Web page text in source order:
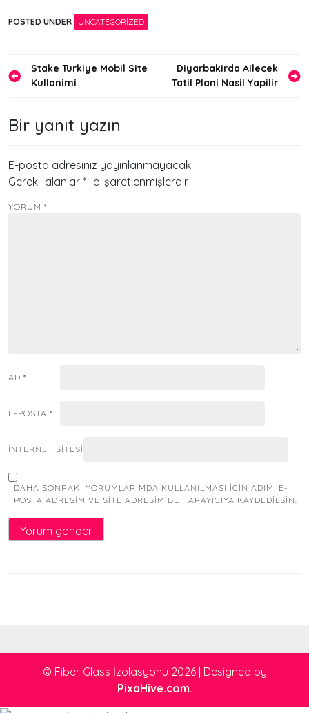
POSTED UNDER UNCATEGORIZED
Yazı
gezinmesi
Stake Turkiye Mobil Site
Kullanimi
Diyarbakirda Ailecek
Tatil Plani Nasil Yapilir
Bir yanıt yazın
E-posta adresiniz yayınlanmayacak.
Gerekli alanlar * ile işaretlenmişlerdir
YORUM *
AD *
E-POSTA *
İNTERNET SITESI
DAHA SONRAKI YORUMLARIMDA KULLANILMASI IÇIN ADIM, E-
POSTA ADRESIM VE SITE ADRESIM BU TARAYICIYA KAYDEDILSIN.
© Fiber Glass İzolasyonu 2026 | Designed by
PixaHive.com.